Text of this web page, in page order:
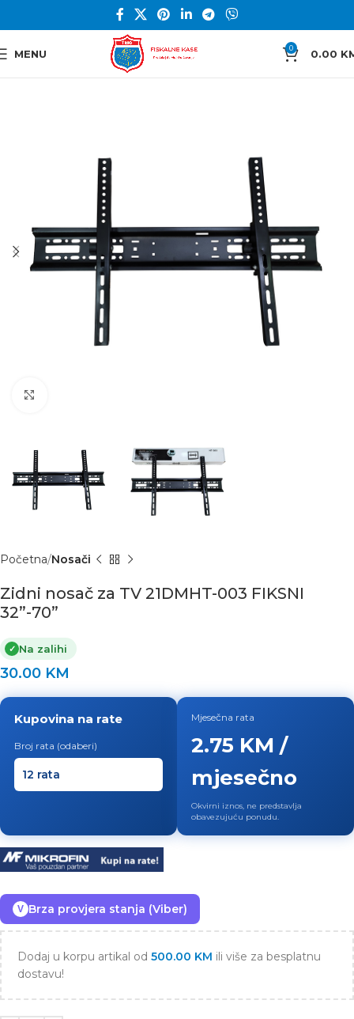
MENU 0 0.00
Početna Nosači
Zidni nosač za TV 21DMHT-003 FIKSNI
32”-70”
✓ Na zalihi
30.00 KM
Kupovina na rate
Broj rata (odaberi)
Mjesečna rata
2.75 KM /
mjesečno
Okvirni iznos, ne predstavlja
obavezujuću ponudu.
V Brza provjera stanja (Viber)
Dodaj u korpu artikal od 500.00 KM ili više za besplatnu
dostavu!